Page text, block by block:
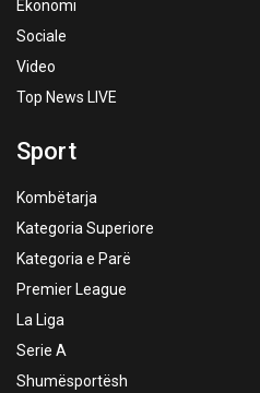
Ekonomi
Sociale
Video
Top News LIVE
Sport
Kombëtarja
Kategoria Superiore
Kategoria e Parë
Premier League
La Liga
Serie A
Shumësportësh